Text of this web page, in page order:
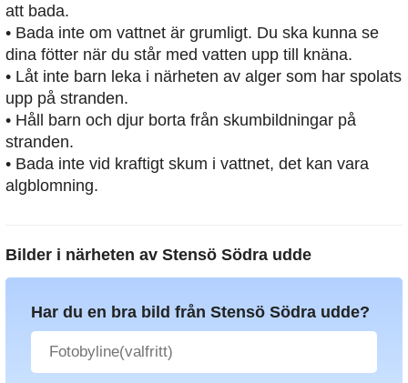
att bada.
• Bada inte om vattnet är grumligt. Du ska kunna se
dina fötter när du står med vatten upp till knäna.
• Låt inte barn leka i närheten av alger som har spolats
upp på stranden.
• Håll barn och djur borta från skumbildningar på
stranden.
• Bada inte vid kraftigt skum i vattnet, det kan vara
algblomning.
Bilder i närheten av Stensö Södra udde
Har du en bra bild från Stensö Södra udde?